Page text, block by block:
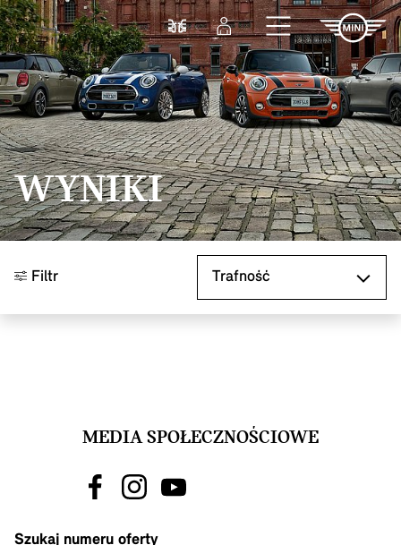
Przejdź do głównej treści
PorównajZaloguj się
WYNIKI
Filtr
MEDIA SPOŁECZNOŚCIOWE
Szukaj numeru oferty